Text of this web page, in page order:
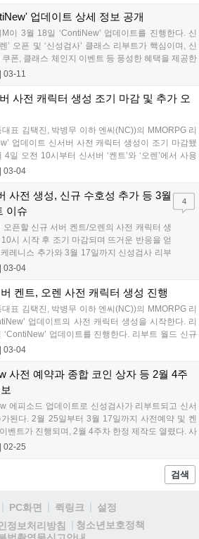
업데이트 상세 정보 공개
이 3월 18일 ‘ContiNew’ 업데이트를 진행한다. 신
렌’ 오픈 및 ‘신성검사’ 클래스 리부트가 핵심이며, 신
쿠폰, 클래스 체인지 이벤트 등 풍성한 혜택을 제공한
생방송과 함께 TJ 쿠폰 3종도 선물한다....
03-11
사전 캐릭터 생성 조기 마감 및 추가 오
표 김택진, 박병무 이하 엔씨(NC))의 MMORPG 리
업데이트 신서버 사전 캐릭터 생성이 조기 마감됐
일 오전 10시부터 신서버 ‘켄트’와 ‘오렌’에서 사용
리 생성하고 다양한 보상을 받을 수 있는 이벤트를
03-04
사전 생성, 신규 수호성 추가 등 3월
이슈
픈할 신규 서버 켄트/오렌의 사전 캐릭터 생
시 시작 후 조기 마감되며 뜨거운 반응을 얻
레니스 추가와 3월 17일까지 신성검사 리부
세 시즌이 열렸고, 한정 제작 이벤트도 진행
03-04
4
켄트, 오렌 사전 캐릭터 생성 진행
표 김택진, 박병무 이하 엔씨(NC))의 MMORPG 리
업데이트의 사전 캐릭터 생성을 시작한다. 리
업데이트를 진행한다. 리부트 월드 신규
’을 오픈하고 ‘신성검사’ 클래스를 리부트한다. 신성
03-04
사전 예약과 종합 코인 상자 등 2월 4주
에피소드 업데이트로 신성검사가 리부트되고 신서
된다. 2월 25일부터 3월 17일까지 사전예약 및 켄
벤트가 진행되며, 2월 4주차 한정 제작도 열렸다. 사
상을 받을 수 있다....
02-25
검색
PC화면 퀵링크
설정
정보처리방침
청소년보호정책